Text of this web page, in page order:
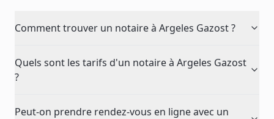
Comment trouver un notaire à Argeles Gazost ?
Quels sont les tarifs d'un notaire à Argeles Gazost
?
Peut-on prendre rendez-vous en ligne avec un